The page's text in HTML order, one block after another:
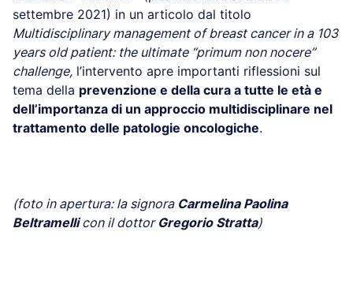
settembre 2021) in un articolo dal titolo
Multidisciplinary management of breast cancer in a 103
years old patient: the ultimate “primum non nocere”
challenge, l’intervento apre importanti riflessioni sul
tema della prevenzione e della cura a tutte le età e
dell’importanza di un approccio multidisciplinare nel
trattamento delle patologie oncologiche.
(foto in apertura: la signora Carmelina Paolina
Beltramellicon il dottor Gregorio Stratta)